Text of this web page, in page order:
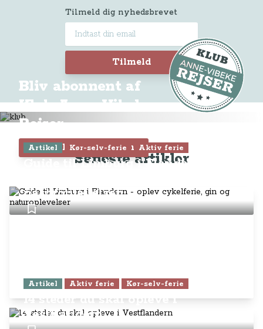
Tilmeld dig nyhedsbrevet
Tilmeld
Bliv abonnent af
Klub Anne-Vibeke
Rejser
Tilmeld dig Klubben
Seneste artikler
Artikel Kør-selv-ferie Aktiv ferie
Guide til Limburg i Flandern -
naturoplevelser
Artikel Aktiv ferie Kør-selv-ferie
14 steder du skal opleve i
Vestflandern